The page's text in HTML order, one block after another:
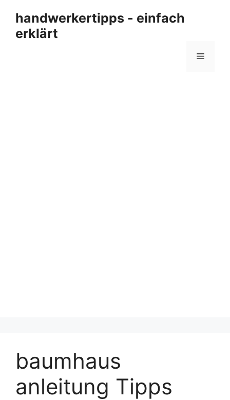
Inhalt
springen
handwerkertipps - einfach
erklärt
Menü
baumhaus
anleitung Tipps